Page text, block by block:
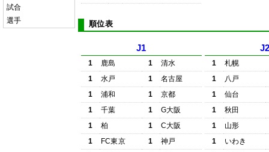
試合
選手
順位表
J1
1 鹿島 1
清水
1
水戸 1
名古屋
1
浦和 1
京都
1
千葉 1
G大阪
1
柏 1
C大阪
1
FC東京 1
神戸
1
札幌
1
八戸
1
仙台
1
秋田
1
山形
1
いわき